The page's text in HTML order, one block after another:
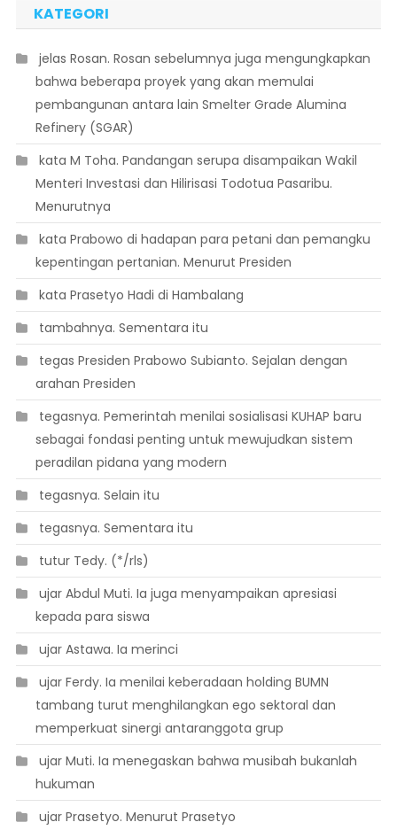
KATEGORI
 jelas Rosan. Rosan sebelumnya juga mengungkapkan
bahwa beberapa proyek yang akan memulai
pembangunan antara lain Smelter Grade Alumina
Refinery (SGAR)
 kata M Toha. Pandangan serupa disampaikan Wakil
Menteri Investasi dan Hilirisasi Todotua Pasaribu.
Menurutnya
 kata Prabowo di hadapan para petani dan pemangku
kepentingan pertanian. Menurut Presiden
 kata Prasetyo Hadi di Hambalang
 tambahnya. Sementara itu
 tegas Presiden Prabowo Subianto. Sejalan dengan
arahan Presiden
 tegasnya. Pemerintah menilai sosialisasi KUHAP baru
sebagai fondasi penting untuk mewujudkan sistem
peradilan pidana yang modern
 tegasnya. Selain itu
 tegasnya. Sementara itu
 tutur Tedy. (*/rls)
 ujar Abdul Muti. Ia juga menyampaikan apresiasi
kepada para siswa
 ujar Astawa. Ia merinci
 ujar Ferdy. Ia menilai keberadaan holding BUMN
tambang turut menghilangkan ego sektoral dan
memperkuat sinergi antaranggota grup
 ujar Muti. Ia menegaskan bahwa musibah bukanlah
hukuman
 ujar Prasetyo. Menurut Prasetyo